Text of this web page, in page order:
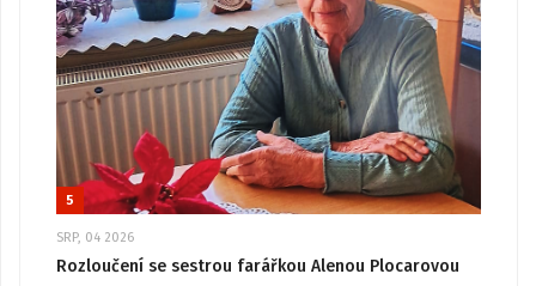
5
SRP, 04 2026
Rozloučení se sestrou farářkou Alenou Plocarovou